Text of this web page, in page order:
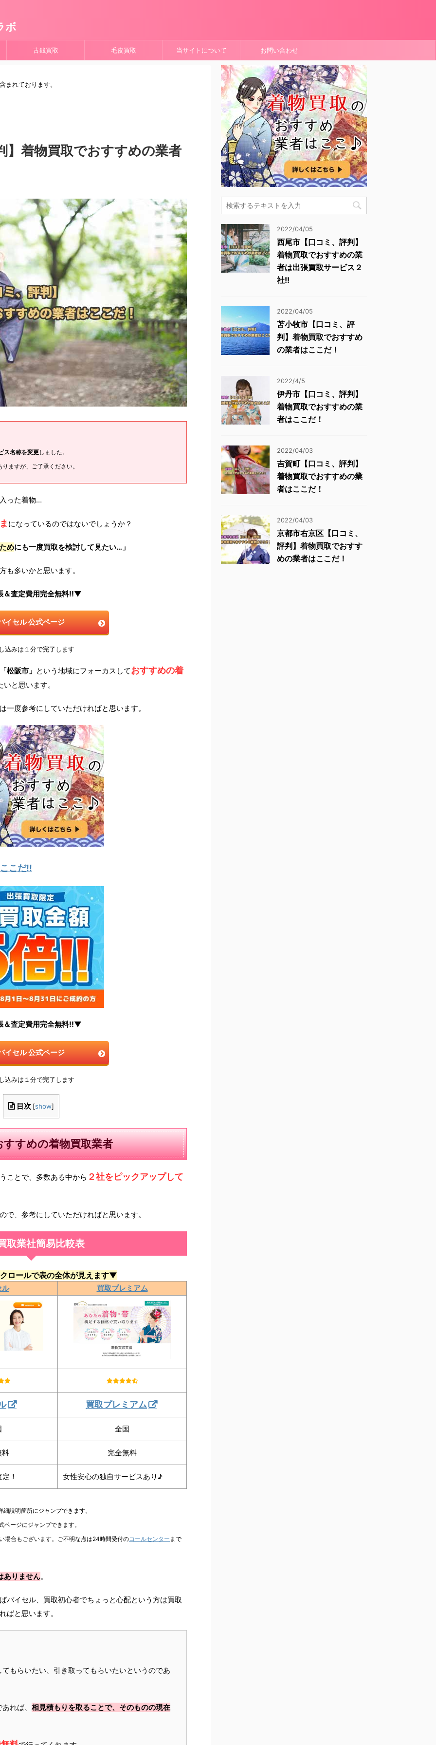
ボ
古銭買取 毛皮買取 当サイトについて お問い合わせ
まれております。
】着物買取でおすすめの業者
ス名称を変更しました。
ますが、ご了承ください。
った着物…
になっているのではないでしょうか？
めにも一度買取を検討して見たい…」
も多いかと思います。
査定費用完全無料!!▼
イセル 公式ページ
込みは１分で完了します
松阪市」 という地域にフォーカスしておすすめの着
と思います。
度参考にしていただければと思います。
こだ!!
査定費用完全無料!!▼
イセル 公式ページ
込みは１分で完了します
目次 [show]
すすめの着物買取業者
ことで、多数ある中から ２社をピックアップして
、参考にしていただければと思います。
取業社簡易比較表
ロールで表の全体が見えます▼
ル 買取プレミアム
買取プレミアム
全国
料 完全無料
！ 女性安心の独自サービスあり♪
説明箇所にジャンプできます。
ージにジャンプできます。
合もございます。ご不明な点は24時間受付のコールセンター まで
ありません。
バイセル、買取初心者でちょっと心配という方は買取
ばと思います。
もらいたい、引き取ってもらいたいというのであ
れば、 相見積もりを取ることで、そのものの現在
2022/04/05
西尾市【口コミ、評判】
着物買取でおすすめの業
者は出張買取サービス２
社!!
2022/04/05
苫小牧市【口コミ、評
判】着物買取でおすすめ
の業者はここだ！
2022/4/5
伊丹市【口コミ、評判】
着物買取でおすすめの業
者はここだ！
2022/04/03
吉賀町【口コミ、評判】
着物買取でおすすめの業
者はここだ！
2022/04/03
京都市右京区【口コミ、
評判】着物買取でおすす
めの業者はここだ！